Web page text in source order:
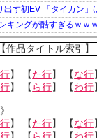
出す初EV 「タイカン」
キングが酷すぎるｗｗ
【作品タイトル索引】
】 【た行】 【な行
】 【 ら行】 【わ行
】 【た行】 【な行